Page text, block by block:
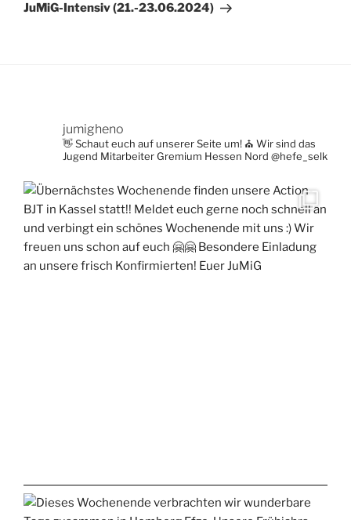
Beitrag
JuMiG-Intensiv (21.-23.06.2024)
jumigheno
👋 Schaut euch auf unserer Seite um! ⛪ Wir sind das
Jugend Mitarbeiter Gremium Hessen Nord @hefe_selk